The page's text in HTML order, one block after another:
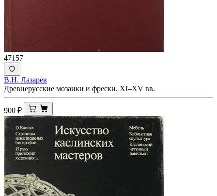
47157
В.Н. Лазарев
Древнерусские мозаики и фрески. XI–XV вв.
900 ₽